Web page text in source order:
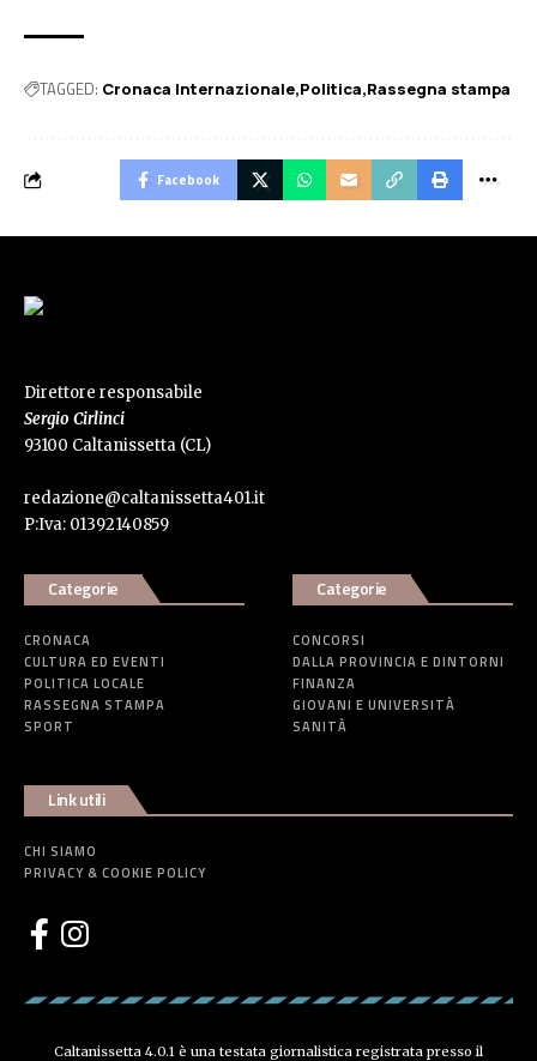
TAGGED: Cronaca Internazionale Politica Rassegna stampa
Facebook
Direttore responsabile
Sergio Cirlinci
93100 Caltanissetta (CL)
redazione@caltanissetta401.it
P:Iva: 01392140859
Categorie
CRONACA
CULTURA ED EVENTI
POLITICA LOCALE
RASSEGNA STAMPA
SPORT
Categorie
CONCORSI
DALLA PROVINCIA E DINTORNI
FINANZA
GIOVANI E UNIVERSITÀ
SANITÀ
Link utili
CHI SIAMO
PRIVACY & COOKIE POLICY
Caltanissetta 4.0.1 è una testata giornalistica registrata presso il